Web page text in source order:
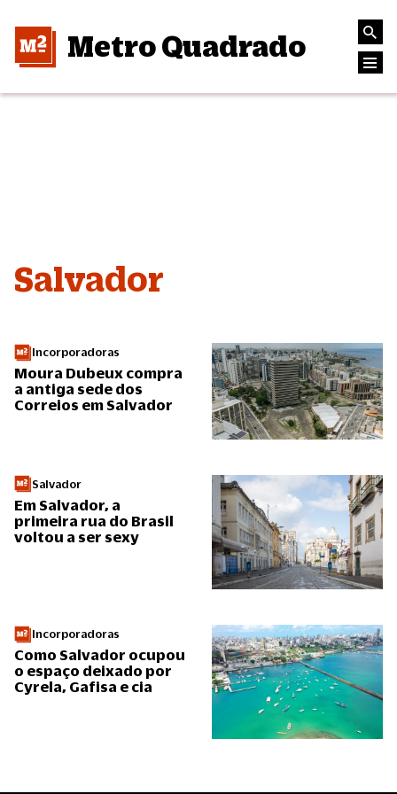
Metro Quadrado
Salvador
Incorporadoras
Moura Dubeux compra
a antiga sede dos
Correios em Salvador
Salvador
Em Salvador, a
primeira rua do Brasil
voltou a ser sexy
Incorporadoras
Como Salvador ocupou
o espaço deixado por
Cyrela, Gafisa e cia